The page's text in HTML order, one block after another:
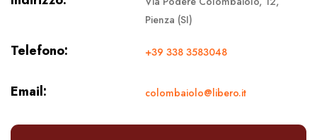
Pienza (SI)
Telefono: +39 338 3583048
Email: colombaiolo@libero.it